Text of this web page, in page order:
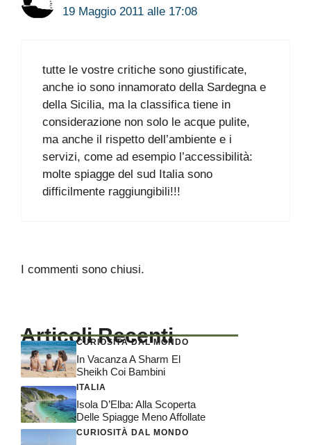
19 Maggio 2011 alle 17:08
tutte le vostre critiche sono giustificate,
anche io sono innamorato della Sardegna e
della Sicilia, ma la classifica tiene in
considerazione non solo le acque pulite,
ma anche il rispetto dell’ambiente e i
servizi, come ad esempio l’accessibilità:
molte spiagge del sud Italia sono
difficilmente raggiungibili!!!
I commenti sono chiusi.
Articoli Recenti
CURIOSITÀ DAL MONDO
In Vacanza A Sharm El
Sheikh Coi Bambini
ITALIA
Isola D’Elba: Alla Scoperta
Delle Spiagge Meno Affollate
CURIOSITÀ DAL MONDO